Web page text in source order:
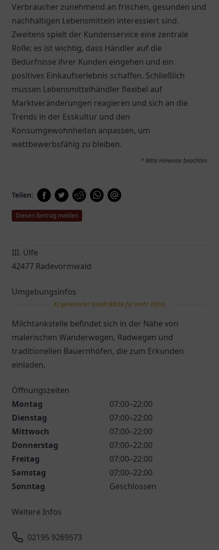
Verbraucher zunehmend an frischen, gesunden und
nachhaltigen Lebensmitteln interessiert sind.
Zweitens spielt der Kundenservice eine zentrale
Rolle; es ist wichtig, dass Händler auf die
Bedürfnisse ihrer Kunden eingehen und ein
positives Einkaufserlebnis schaffen. Schließlich
müssen Lebensmittelhändler flexibel auf
Marktveränderungen reagieren und sich an die
Trends in der Esskultur und den
Konsumgewohnheiten anpassen, um
wettbewerbsfähig zu bleiben.
* Bitte Hinweise beachten
Teilen:
Diesen Beitrag melden
III. Ülfe
42477 Radevormwald
Umgebungsinfos
KI generierter Inhalt (klicke für mehr Infos)
Milchtankstelle befindet sich in der Nähe von
malerischen Wanderwegen, Radwegen und
traditionellen Bauernhöfen, die zum Erkunden
einladen.
Öffnungszeiten
Montag
07:00–22:00
Dienstag
07:00–22:00
Mittwoch
07:00–22:00
Donnerstag
07:00–22:00
Freitag
07:00–22:00
Samstag
07:00–22:00
Sonntag
Geschlossen
Weitere Infos
02195 9269573